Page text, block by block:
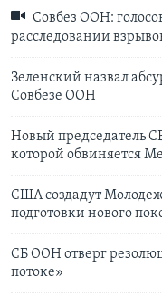
Совбез ООН:
расследовании
Зеленский назвал
Совбезе ООН
Новый председатель
которой обвиняется
США создадут
подготовки нового
СБ ООН отверг
потоке»